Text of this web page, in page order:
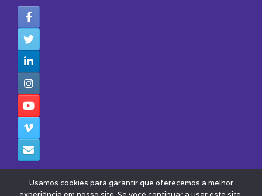
Usamos cookies para garantir que oferecemos a melhor